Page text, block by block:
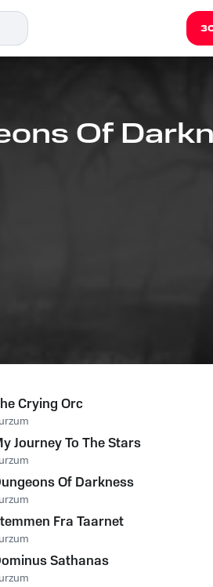
Of
Crying Orc
Journey To The Stars
Of Darkness
Fra Taarnet
Sathanas